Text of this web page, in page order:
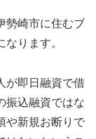
勢崎市に住むブ
ります。
が即日融資で借
振込融資ではな
や新規お断りで